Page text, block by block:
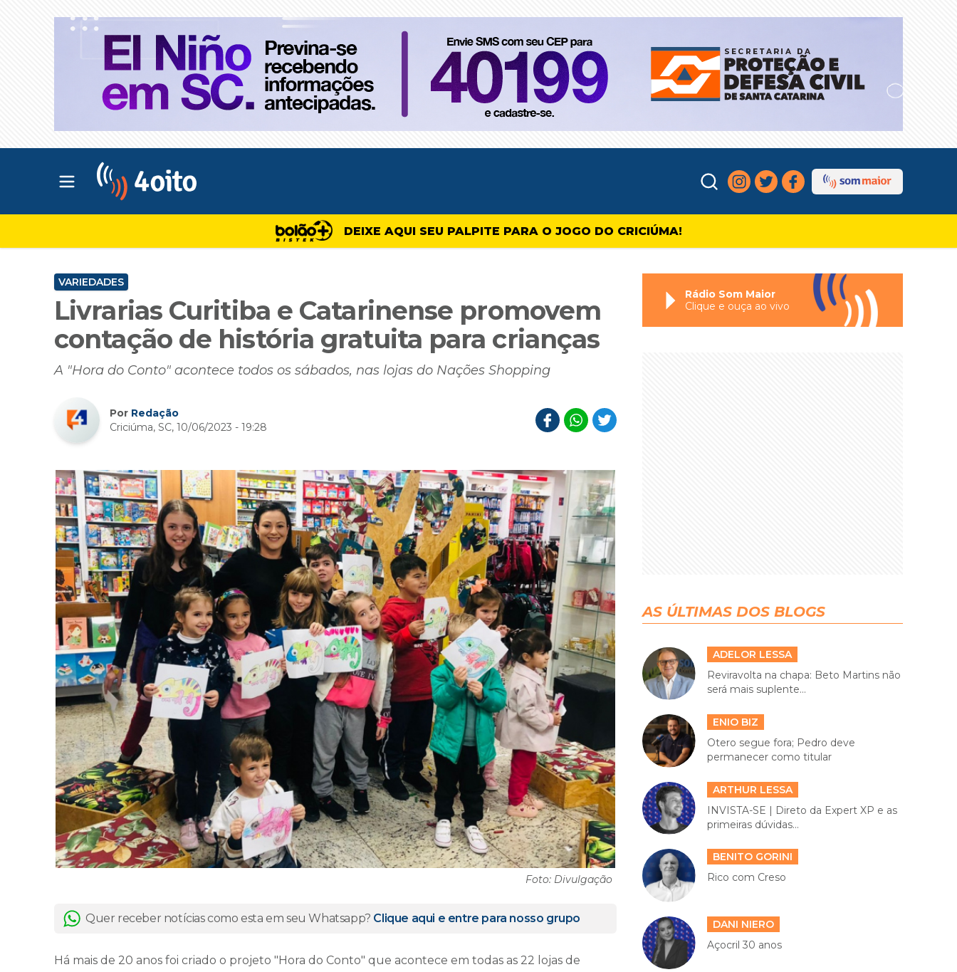
Abrir menu principal
DEIXE AQUI SEU PALPITE PARA O JOGO DO CRICIÚMA!
VARIEDADES
Livrarias Curitiba e Catarinense promovem
contação de história gratuita para crianças
A "Hora do Conto" acontece todos os sábados, nas lojas do Nações Shopping
Por Redação
Criciúma, SC, 10/06/2023 - 19:28
Foto: Divulgação
Quer receber notícias como esta em seu Whatsapp? Clique aqui e entre para nosso grupo
Há mais de 20 anos foi criado o projeto "Hora do Conto" que acontece em todas as 22 lojas de
Rádio Som Maior
Clique e ouça ao vivo
AS ÚLTIMAS DOS BLOGS
ADELOR LESSA
Reviravolta na chapa: Beto Martins não
será mais suplente...
ENIO BIZ
Otero segue fora; Pedro deve
permanecer como titular
ARTHUR LESSA
INVISTA-SE | Direto da Expert XP e as
primeiras dúvidas...
BENITO GORINI
Rico com Creso
DANI NIERO
Açocril 30 anos